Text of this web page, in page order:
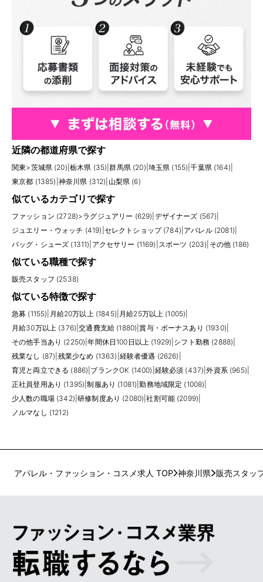
近隣の都道府県で探す
関東>茨城県 (20) 栃木県 (35) |群馬県 (20) 埼玉県 (155) |千葉県 (164)
東京都 (1385) 神奈川県 (312) 山梨県 (6)
似ているカテゴリで探す
ファッション (2728)>ラグジュアリー (629) デザイナーズ (567)
ジュエリー・ウォッチ (419) セレクトショップ (784) アパレル (2081)
バッグ・シューズ (1311) アクセサリー (1169) スポーツ (203) その他 (186)
似ている職種で探す
販売スタッフ (2538)
似ている特徴で探す
急募 (1155) 月給20万以上 (1845) 月給25万以上 (1005)
月給30万以上 (376) |交通費支給 (1880) |賞与・ボーナスあり (1930)
その他手当あり (2250) |年間休日100日以上 (1929) シフト勤務 (2888)
残業なし (87) 残業少なめ (1363) 経験者優遇 (2626)
育児と両立できる (886) ブランクOK (1400) 経験必須 (437) |外資系 (965)
正社員登用あり (1395) |制服あり (1081) |勤務地域限定 (1008)
少人数の職場 (342) |研修制度あり (2080) |社割可能 (2099)
ノルマなし (1212)
アパレル・ファッション・コスメ求人 TOP 神奈川県 販売スタッ